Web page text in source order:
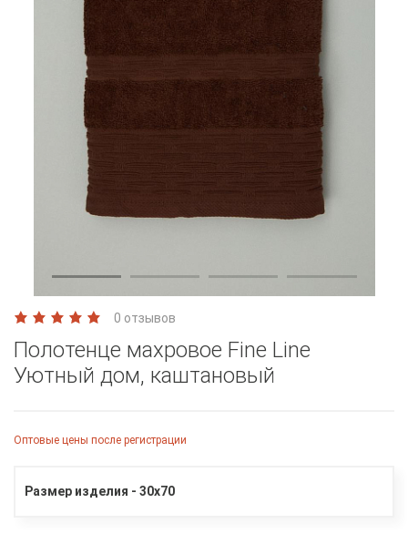
0 отзывов
Полотенце махровое Fine Line
Уютный дом, каштановый
Оптовые цены после регистрации
Размер изделия - 30х70